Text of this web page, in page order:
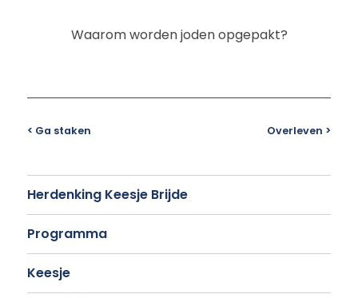
Waarom worden joden opgepakt?
< Ga staken Overleven >
Herdenking Keesje Brijde
Programma
Keesje